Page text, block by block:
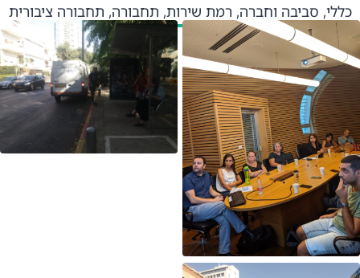
כללי, סביבה וחברה, רמת שירות, תחבורה, תחבורה ציבורית